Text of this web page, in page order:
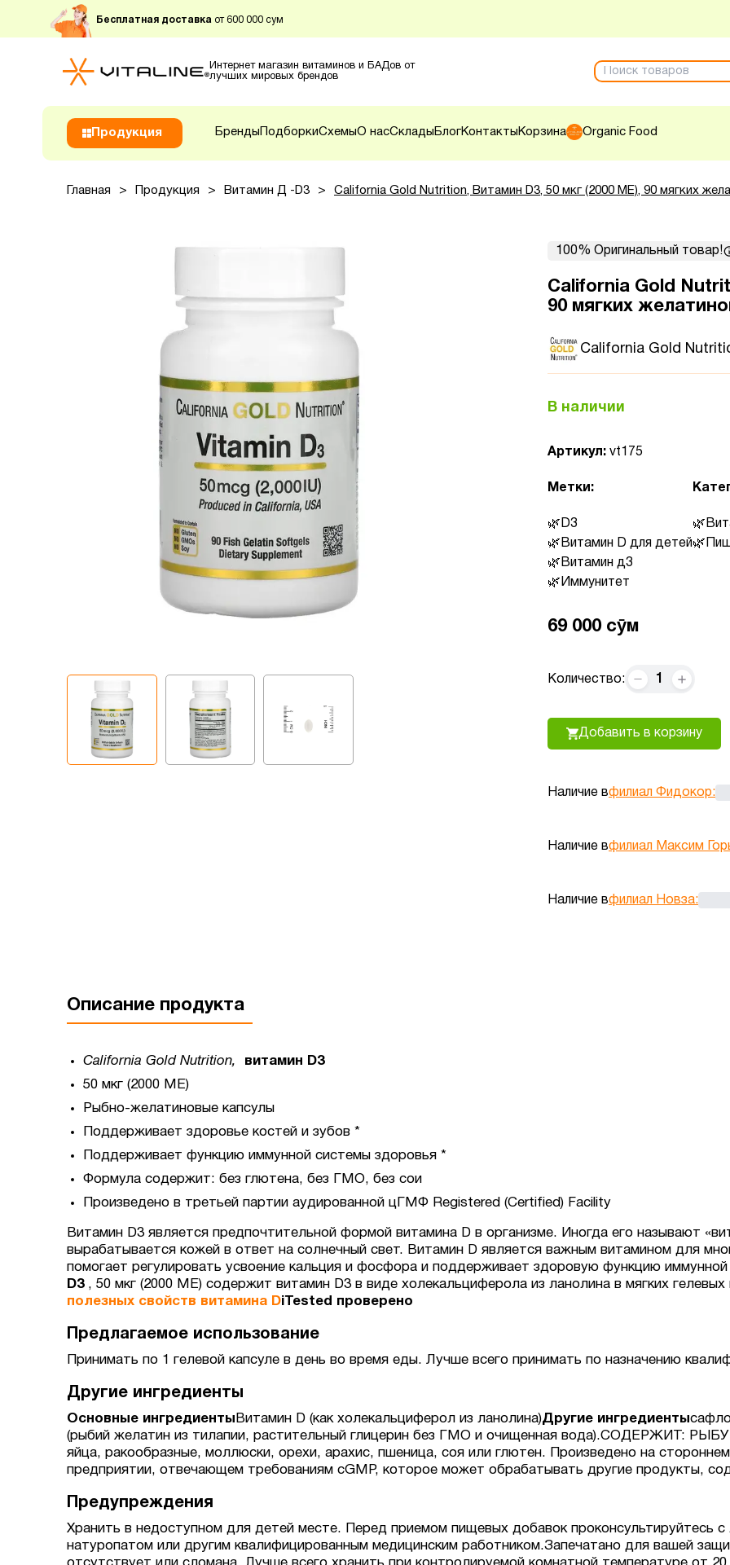
Бесплатная доставка от 600 000 сум
Интернет магазин витаминов и БАДов от
лучших мировых брендов
Продукция Бренды ПодборкиСхемыО насСклады БлогКонтакты Корзина Organic Food
Главная > Продукция > Витамин Д -D3 > California Gold Nutrition, Витамин D3, 50 мкг (2000 МЕ), 90 мягких
100% Оригинальный товар!
California Gold
90 мягких
California Gold
В наличии
Артикул: vt175
Метки:
D3
Витамин D для детей
Витамин д3
Иммунитет
69 000 сӯм
Количество: 1
Добавить в корзину
Наличие вфилиал Фидокор:
Наличие вфилиал Максим
Наличие вфилиал Новза:
Описание продукта
California Gold Nutrition,
витамин D3
50 мкг (2000 МЕ)
Рыбно-желатиновые капсулы
Поддерживает здоровье костей и зубов *
Поддерживает функцию иммунной системы здоровья *
Формула содержит: без глютена, без ГМО, без сои
Произведено в третьей партии аудированной цГМФ Registered (Certified) Facility
Витамин D3 является предпочтительной формой витамина D в организме. Иногда его называют
вырабатывается кожей в ответ на солнечный свет. Витамин D является важным витамином для
помогает регулировать усвоение кальция и фосфора и поддерживает здоровую функцию
D3, 50 мкг (2000 МЕ) содержит витамин D3 в виде холекальциферола из ланолина в мягких гелевых
полезных свойств витамина DiTested проверено
Предлагаемое использование
Принимать по 1 гелевой капсуле в день во время еды. Лучше всего принимать по назначению
Другие ингредиенты
Основные ингредиенты Витамин D (как холекальциферол из ланолина)Другие ингредиенты
(рыбий желатин из тилапии, растительный глицерин без ГМО и очищенная вода).СОДЕРЖИТ: РЫБУ
яйца, ракообразные, моллюски, орехи, арахис, пшеница, соя или глютен. Произведено на
предприятии, отвечающем требованиям cGMP, которое может обрабатывать другие продукты,
Предупреждения
Хранить в недоступном для детей месте. Перед приемом пищевых добавок проконсультируйтесь
натуропатом или другим квалифицированным медицинским работником.Запечатано для вашей